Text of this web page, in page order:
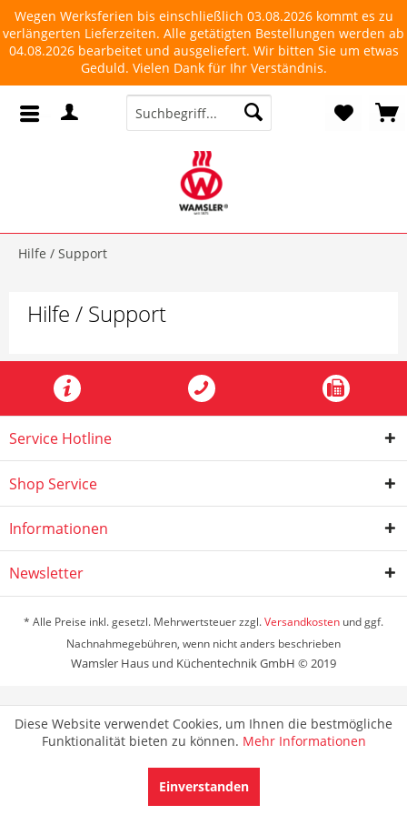
Wegen Werksferien bis einschließlich 03.08.2026 kommt es zu
verlängerten Lieferzeiten. Alle getätigten Bestellungen werden ab
04.08.2026 bearbeitet und ausgeliefert. Wir bitten Sie um etwas
Geduld. Vielen Dank für Ihr Verständnis.
Hilfe / Support
Hilfe / Support
Service Hotline
Shop Service
Informationen
Newsletter
* Alle Preise inkl. gesetzl. Mehrwertsteuer zzgl.Versandkosten und ggf.
Nachnahmegebühren, wenn nicht anders beschrieben
Wamsler Haus und Küchentechnik GmbH © 2019
Diese Website verwendet Cookies, um Ihnen die bestmögliche
Funktionalität bieten zu können. Mehr Informationen
Einverstanden